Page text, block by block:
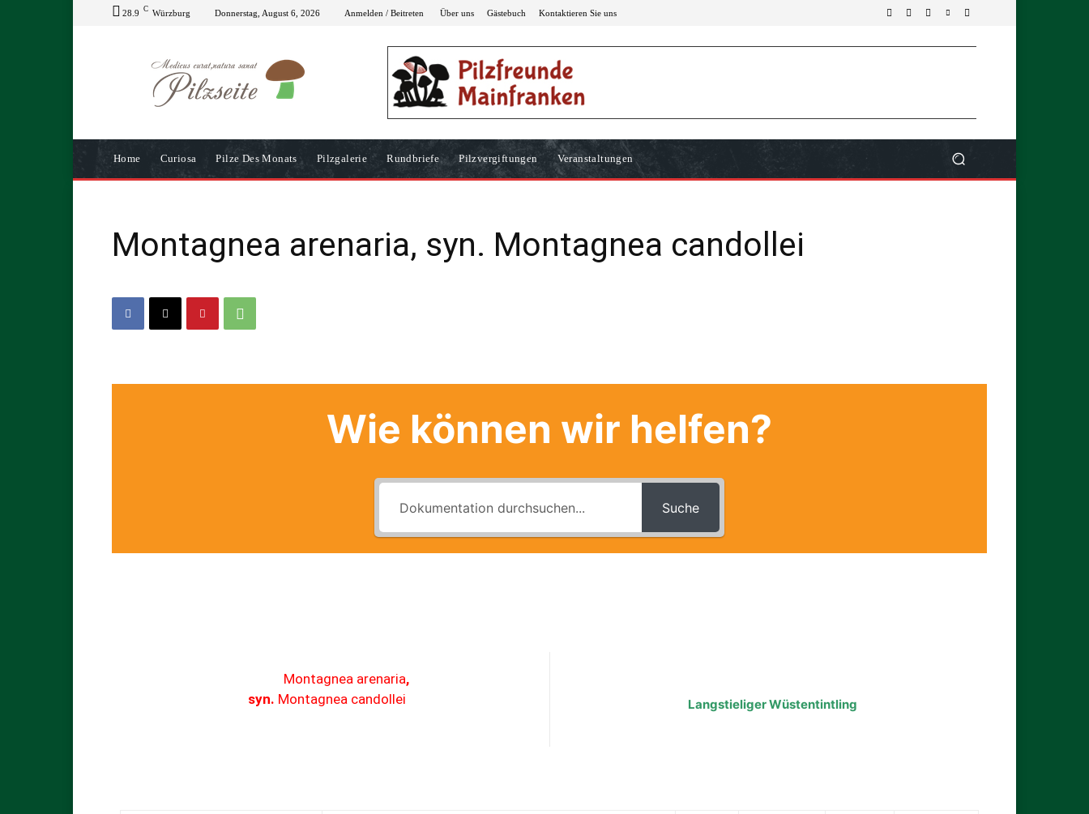
28.9 C Würzburg Donnerstag, August 6, 2026 Anmelden / Beitreten Über uns Gästebuch Kontaktieren Sie uns
Home Curiosa Pilze Des Monats Pilzgalerie Rundbriefe Pilzvergiftungen Veranstaltungen
Montagnea arenaria, syn. Montagnea candollei
Wie können wir helfen?
Suche
Montagnea arenaria,
syn. Montagnea candollei Langstieliger Wüstentintling